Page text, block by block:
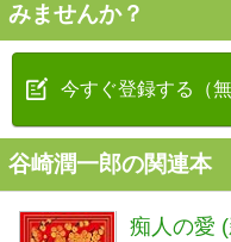
みませんか？
今すぐ登録する（無
谷崎潤一郎の関連本
痴人の愛